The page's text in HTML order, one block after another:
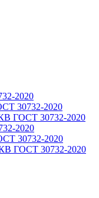
2020
30732-2020
ГОСТ 30732-2020
2020
30732-2020
ГОСТ 30732-2020